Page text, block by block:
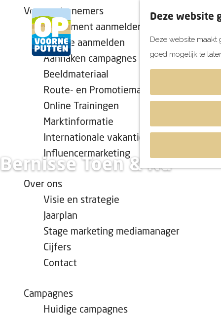
Deze website
Deze website
goed mogelijk te
e
h
Voor ondernemers
Evenement aanmelden
Locatie aanmelden
Aanhaken campagnes
Beeldmateriaal
Route- en Promotiemateriaal
Online Trainingen
Marktinformatie
Internationale vakantiekalender
Influencermarketing
Over ons
Visie en strategie
Jaarplan
Stage marketing mediamanager
Cijfers
Contact
Campagnes
Huidige campagnes
Bernisse Toen & Nu